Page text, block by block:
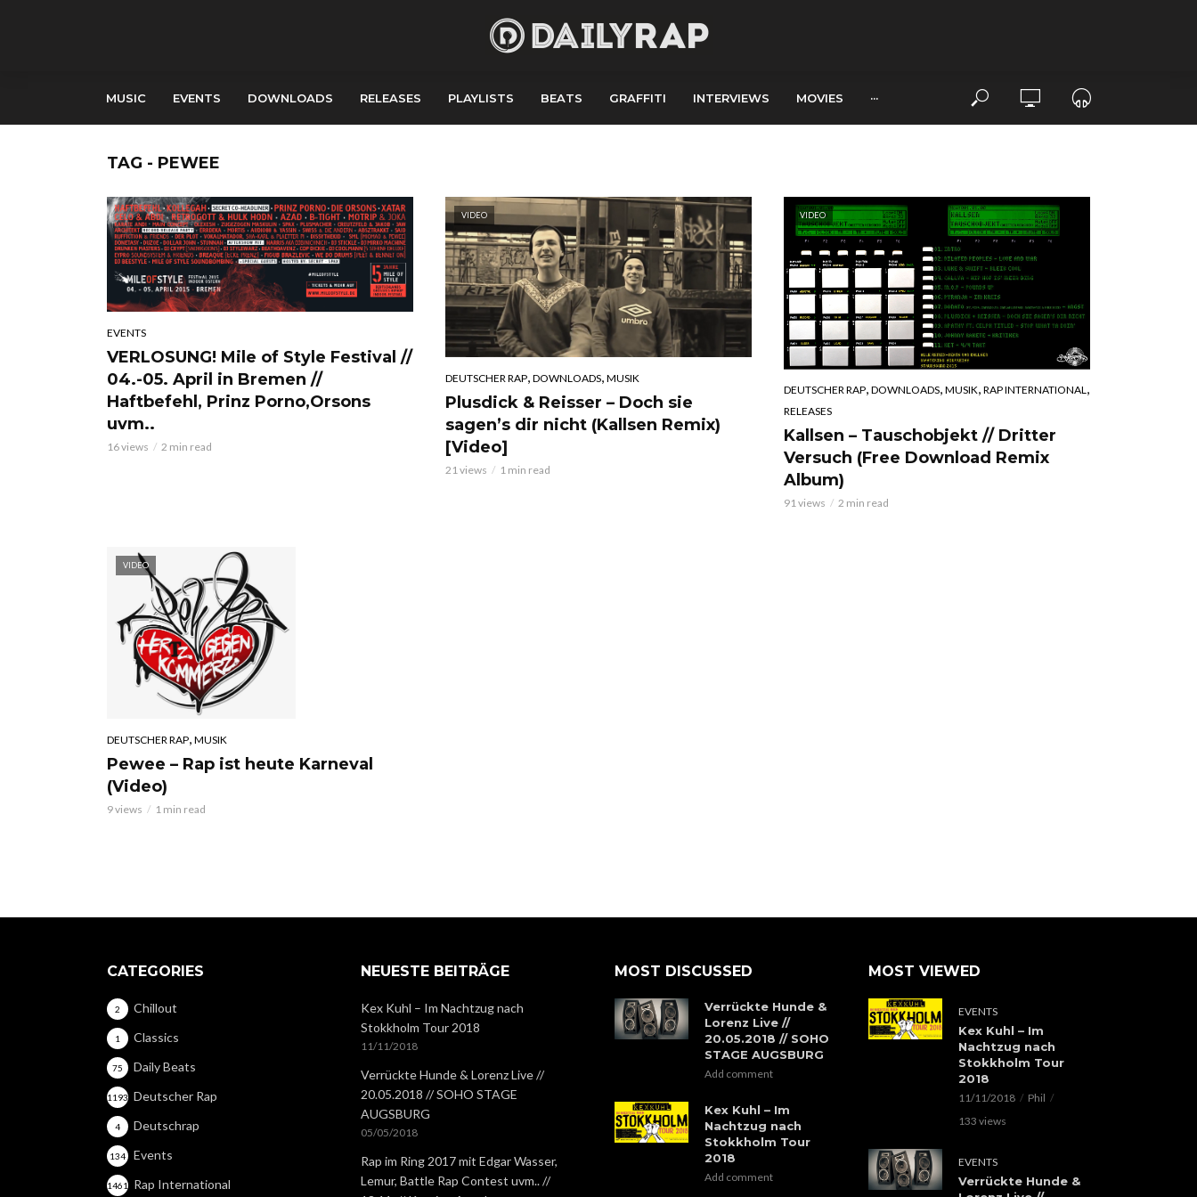
MUSIC EVENTS DOWNLOADS RELEASES PLAYLISTS BEATS GRAFFITI INTERVIEWS MOVIES ···
TAG - PEWEE
EVENTS
VERLOSUNG! Mile of Style Festival //
04.-05. April in Bremen //
Haftbefehl, Prinz Porno,Orsons
uvm..
16 views 2 min read
VIDEO
DEUTSCHER RAP DOWNLOADS MUSIK
Plusdick & Reisser – Doch sie
sagen’s dir nicht (Kallsen Remix)
[Video]
21 views 1 min read
VIDEO
DEUTSCHER RAP DOWNLOADS MUSIK RAP INTERNATIONAL
RELEASES
Kallsen – Tauschobjekt // Dritter
Versuch (Free Download Remix
Album)
91 views 2 min read
VIDEO
DEUTSCHER RAP MUSIK
Pewee – Rap ist heute Karneval
(Video)
9 views 1 min read
CATEGORIES
Chillout
2
Classics
1
Daily Beats
75
Deutscher Rap
1193
Deutschrap
4
Events
134
Rap International
1461
NEUESTE BEITRÄGE
Kex Kuhl – Im Nachtzug nach
Stokkholm Tour 2018
11/11/2018
Verrückte Hunde & Lorenz Live //
20.05.2018 // SOHO STAGE
AUGSBURG
05/05/2018
Rap im Ring 2017 mit Edgar Wasser,
Lemur, Battle Rap Contest uvm.. //
MOST DISCUSSED
Verrückte Hunde &
Lorenz Live //
20.05.2018 // SOHO
STAGE AUGSBURG
Add comment
Kex Kuhl – Im
Nachtzug nach
Stokkholm Tour
2018
Add comment
MOST VIEWED
EVENTS
Kex Kuhl – Im
Nachtzug nach
Stokkholm Tour
2018
11/11/2018
Phil
133 views
EVENTS
Verrückte Hunde &